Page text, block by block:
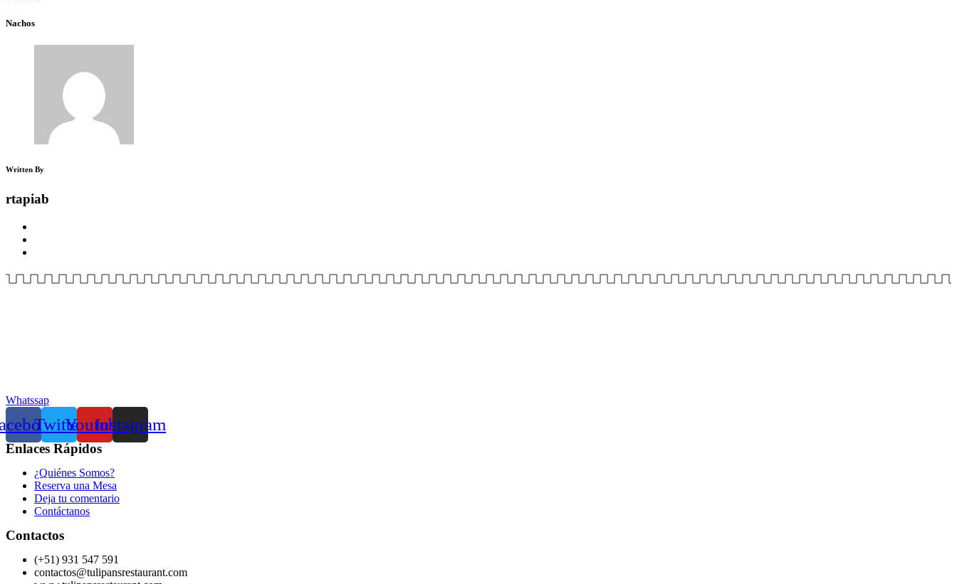
Nachos
Written By
rtapiab
Whatssap
TwitterYoutubeInstagram
Enlaces Rápidos
¿Quiénes Somos?
Reserva una Mesa
Deja tu comentario
Contáctanos
Contactos
(+51) 931 547 591
contactos@tulipansrestaurant.com